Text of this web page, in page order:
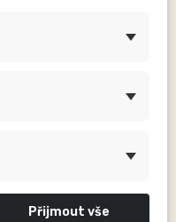
Přijmout vše